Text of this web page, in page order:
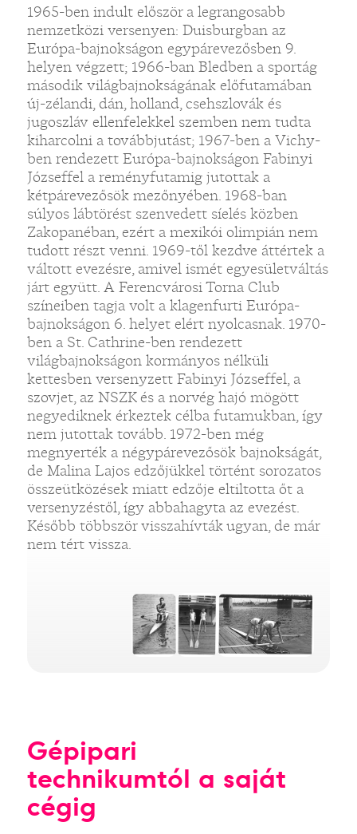
1965-ben indult először a legrangosabb
nemzetközi versenyen: Duisburgban az
Európa-bajnokságon egypárevezősben 9.
helyen végzett; 1966-ban Bledben a sportág
második világbajnokságának előfutamában
új-zélandi, dán, holland, csehszlovák és
jugoszláv ellenfelekkel szemben nem tudta
kiharcolni a továbbjutást; 1967-ben a Vichy-
ben rendezett Európa-bajnokságon Fabinyi
Józseffel a reményfutamig jutottak a
kétpárevezősök mezőnyében. 1968-ban
súlyos lábtörést szenvedett síelés közben
Zakopanéban, ezért a mexikói olimpián nem
tudott részt venni. 1969-től kezdve áttértek a
váltott evezésre, amivel ismét egyesületváltás
járt együtt. A Ferencvárosi Torna Club
színeiben tagja volt a klagenfurti Európa-
bajnokságon 6. helyet elért nyolcasnak. 1970-
ben a St. Cathrine-ben rendezett
világbajnokságon kormányos nélküli
kettesben versenyzett Fabinyi Józseffel, a
szovjet, az NSZK és a norvég hajó mögött
negyediknek érkeztek célba futamukban, így
nem jutottak tovább. 1972-ben még
megnyerték a négypárevezősök bajnokságát,
de Malina Lajos edzőjükkel történt sorozatos
összeütközések miatt edzője eltiltotta őt a
versenyzéstől, így abbahagyta az evezést.
Később többször visszahívták ugyan, de már
nem tért vissza.
Gépipari
technikumtól a saját
cégig